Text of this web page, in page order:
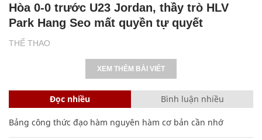
THỂ THAO
Hòa 0-0 trước U23 Jordan, thầy trò HLV
Park Hang Seo mất quyền tự quyết
XEM THÊM BÀI VIẾT
Đọc nhiều Bình luận nhiều
Bảng công thức đạo hàm nguyên hàm cơ bản cần nhớ